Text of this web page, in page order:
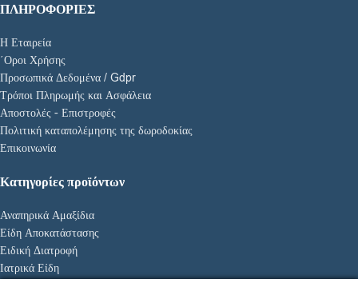
ΠΛΗΡΟΦΟΡΙΕΣ
Η Εταιρεία
΄Οροι Χρήσης
Προσωπικά Δεδομένα / Gdpr
Τρόποι Πληρωμής και Ασφάλεια
Αποστολές - Επιστροφές
Πολιτική καταπολέμησης της δωροδοκίας
Επικοινωνία
Κατηγορίες προϊόντων
Αναπηρικά Αμαξίδια
Είδη Αποκατάστασης
Ειδική Διατροφή
Ιατρικά Είδη